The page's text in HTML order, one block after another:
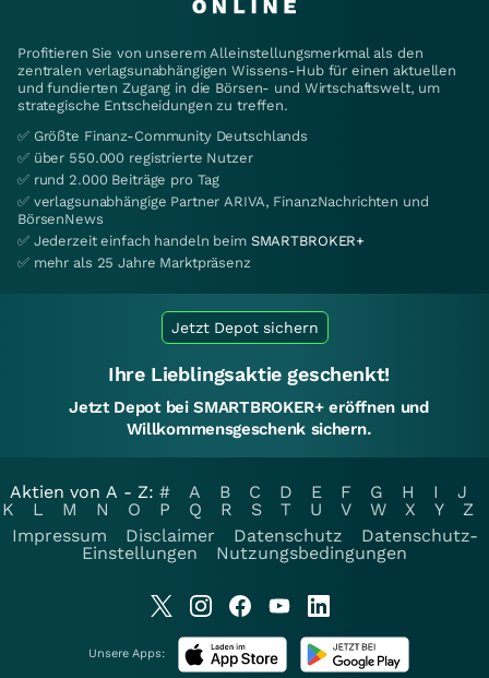
Profitieren Sie von unserem Alleinstellungsmerkmal als den
zentralen verlagsunabhängigen Wissens-Hub für einen aktuellen
und fundierten Zugang in die Börsen- und Wirtschaftswelt, um
strategische Entscheidungen zu treffen.
✅ Größte Finanz-Community Deutschlands
✅ über 550.000 registrierte Nutzer
✅ rund 2.000 Beiträge pro Tag
✅ verlagsunabhängige Partner ARIVA, FinanzNachrichten und
BörsenNews
✅ Jederzeit einfach handeln beim SMARTBROKER+
✅ mehr als 25 Jahre Marktpräsenz
Jetzt Depot sichern
Ihre Lieblingsaktie geschenkt!
Jetzt Depot bei SMARTBROKER+ eröffnen und
Willkommensgeschenk sichern.
Aktien von A - Z: # A B C D E F G H I
J
K
L M N O P Q R S T U V W X Y
Z
Impressum
Disclaimer Datenschutz
Datenschutz-
Einstellungen
Nutzungsbedingungen
Unsere Apps: